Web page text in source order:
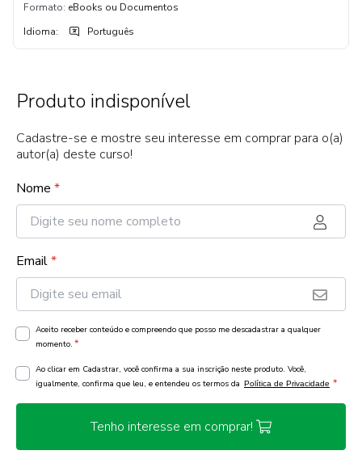
Formato: eBooks ou Documentos
Idioma: Português
Produto indisponível
Cadastre-se e mostre seu interesse em comprar para o(a)
autor(a) deste curso!
Nome *
Email*
Aceito receber conteúdo e compreendo que posso me descadastrar a qualquer
momento. *
Ao clicar em Cadastrar, você confirma a sua inscrição neste produto. Você,
igualmente, confirma que leu, e entendeu os termos da Política de Privacidade *
Tenho interesse em comprar!